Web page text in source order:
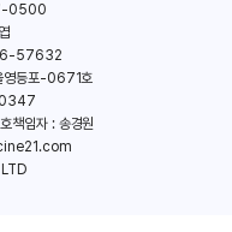
0500
57632
영등포-0671호
책임자 : 송경원